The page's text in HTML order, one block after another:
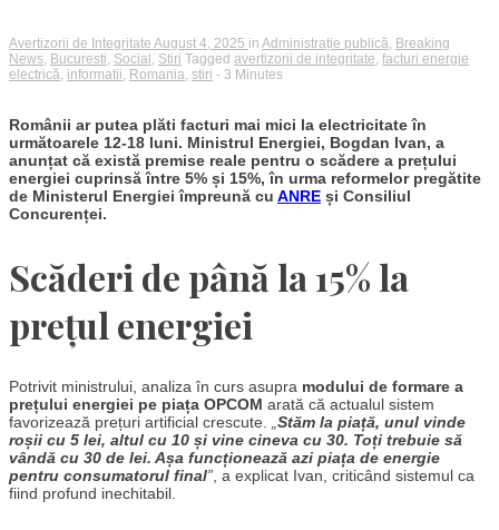
Avertizorii de Integritate August 4, 2025 in Administrație publică, Breaking
News, Bucuresti, Social , Stiri Tagged avertizorii de integritate, facturi energie
electrică, informatii, Romania, stiri - 3 Minutes
Românii ar putea plăti facturi mai mici la electricitate în
următoarele 12-18 luni. Ministrul Energiei, Bogdan Ivan, a
anunțat că există premise reale pentru o scădere a prețului
energiei cuprinsă între 5% și 15%, în urma reformelor pregătite
de Ministerul Energiei împreună cu ANRE și Consiliul
Concurenței.
Scăderi de până la 15% la
prețul energiei
Potrivit ministrului, analiza în curs asupra modului de formare a
prețului energiei pe piața OPCOM arată că actualul sistem
favorizează prețuri artificial crescute.
Stăm la piață, unul vinde
roșii cu 5 lei, altul cu 10 și vine cineva cu 30. Toți trebuie să
vândă cu 30 de lei. Așa funcționează azi piața de energie
pentru consumatorul final” , a explicat Ivan, criticând sistemul ca
fiind profund inechitabil.